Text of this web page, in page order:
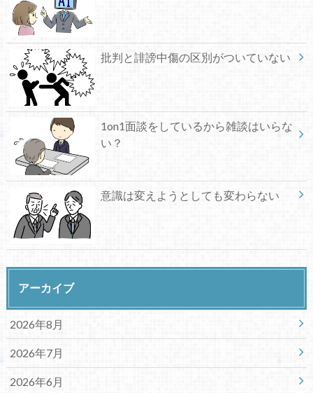
批判と誹謗中傷の区別がついていない
1on1面談をしているから雑談はいらな
い？
意識は変えようとしても変わらない
アーカイブ
2026年8月
2026年7月
2026年6月